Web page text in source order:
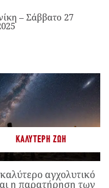
– Σάββατο 27
ΚΑΛΎΤΕΡΗ ΖΩΉ
αγχολυτικό
η παρατήρηση των